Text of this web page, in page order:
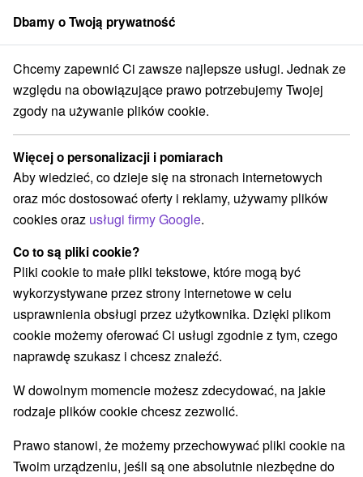
członek grupySorger
na Slovacji Zarejestruj się za rodziny z dziećmi Košický kraj
Najlepsze opinie zarejestruj się za
rodziny z dziećmi Košický kraj
Kategorie
Wszystkie kategorie
Hotele na Slovacji
Hotele z basenem(3)
Zarejestruj się za rodziny z dziećmi(2)
Zarejestruj się w basenie termalnym(1)
Wybierz lokalizację lub datę
Najlepiej sprzedające
Wsie i miasta
Dbamy o Twoją prywatność
Chcemy zapewnić Ci zawsze najlepsze usługi. Jednak ze
względu na obowiązujące prawo potrzebujemy Twojej
zgody na używanie plików cookie.
Więcej o personalizacji i pomiarach
Aby wiedzieć, co dzieje się na stronach internetowych
oraz móc dostosować oferty i reklamy, używamy plików
cookies oraz usługi firmy Google.
Co to są pliki cookie?
Pliki cookie to małe pliki tekstowe, które mogą być
wykorzystywane przez strony internetowe w celu
usprawnienia obsługi przez użytkownika. Dzięki plikom
cookie możemy oferować Ci usługi zgodnie z tym, czego
naprawdę szukasz i chcesz znaleźć.
W dowolnym momencie możesz zdecydować, na jakie
rodzaje plików cookie chcesz zezwolić.
Prawo stanowi, że możemy przechowywać pliki cookie na
Twoim urządzeniu, jeśli są one absolutnie niezbędne do